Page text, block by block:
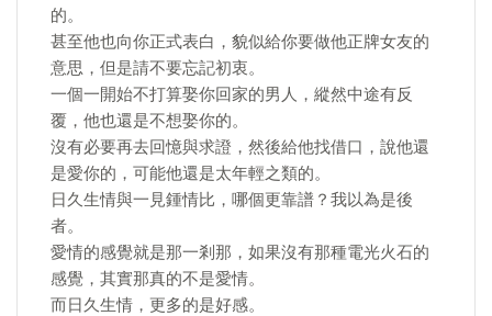
的。
甚至他也向你正式表白，貌似給你要做他正牌女友的
意思，但是請不要忘記初衷。
一個一開始不打算娶你回家的男人，縱然中途有反
覆，他也還是不想娶你的。
沒有必要再去回憶與求證，然後給他找借口，說他還
是愛你的，可能他還是太年輕之類的。
日久生情與一見鍾情比，哪個更靠譜？我以為是後
者。
愛情的感覺就是那一剎那，如果沒有那種電光火石的
感覺，其實那真的不是愛情。
而日久生情，更多的是好感。